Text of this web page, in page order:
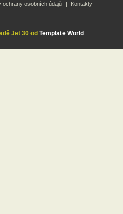
ochrany osobních údajů |
Kontakty
Jet 30 od Template World